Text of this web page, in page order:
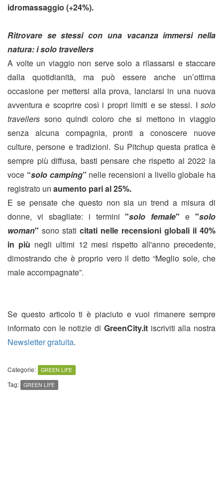
idromassaggio (+24%).
Ritrovare se stessi con una vacanza immersi nella
natura: i solo travellers
A volte un viaggio non serve solo a rilassarsi e staccare
dalla quotidianità, ma può essere anche un’ottima
occasione per mettersi alla prova, lanciarsi in una nuova
avventura e scoprire così i propri limiti e se stessi. I solo
travellers sono quindi coloro che si mettono in viaggio
senza alcuna compagnia, pronti a conoscere nuove
culture, persone e tradizioni. Su Pitchup questa pratica è
sempre più diffusa, basti pensare che rispetto al 2022 la
voce “solo camping” nelle recensioni a livello globale ha
registrato un aumento pari al 25%.
E se pensate che questo non sia un trend a misura di
donne, vi sbagliate: i termini "solo female" e "solo
woman" sono stati citati nelle recensioni globali il 40%
in più negli ultimi 12 mesi rispetto all'anno precedente,
dimostrando che è proprio vero il detto “Meglio sole, che
male accompagnate”.
Se questo articolo ti è piaciuto e vuoi rimanere sempre
informato con le notizie di GreenCity.itiscriviti alla nostra
Newsletter gratuita.
Categorie: GREEN LIFE
Tag: GREEN LIFE